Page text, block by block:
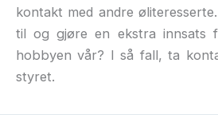
kontakt med andre
til og gjøre en ekstra innsats
hobbyen vår? I så fall, ta
styret.